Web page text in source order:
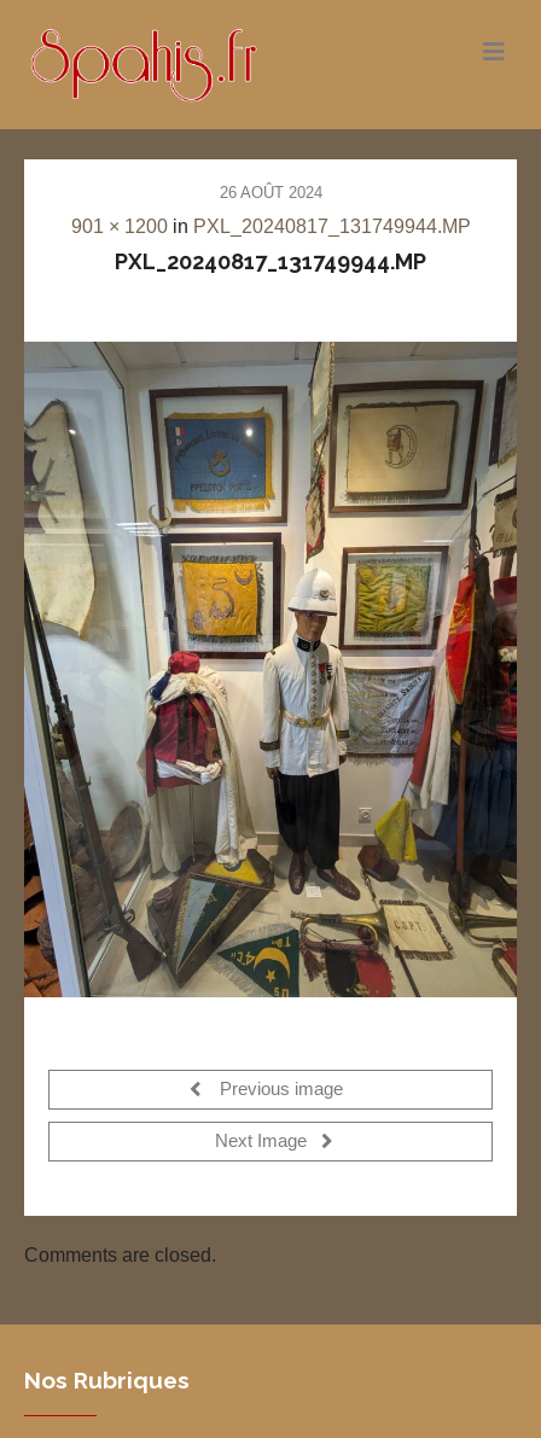
26 AOÛT 2024
901 × 1200in PXL_20240817_131749944.MP
PXL_20240817_131749944.MP
Previous image
Next Image
Comments are closed.
Nos Rubriques